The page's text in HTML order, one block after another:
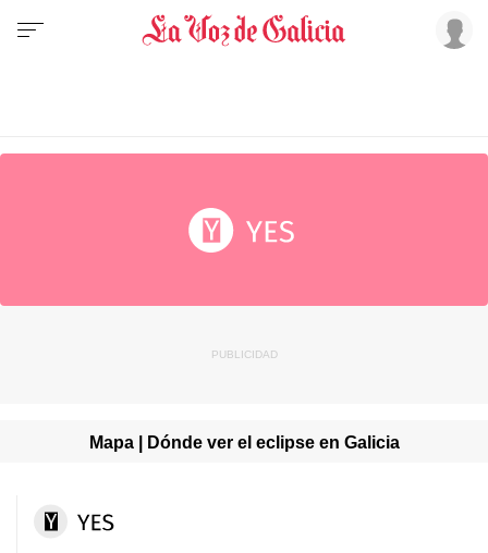
Mapa | Dónde ver el eclipse en Galicia